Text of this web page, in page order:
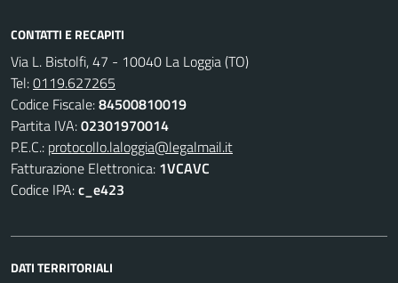
CONTATTI E RECAPITI
Via L. Bistolfi, 47 - 10040 La Loggia (TO)
Tel:0119.627265
Codice Fiscale:84500810019
Partita IVA:02301970014
P.E.C.: protocollo.laloggia@legalmail.it
Fatturazione Elettronica: 1VCAVC
Codice IPA:c_e423
DATI TERRITORIALI